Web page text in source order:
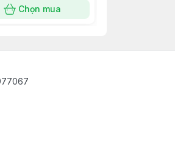
Chọn mua